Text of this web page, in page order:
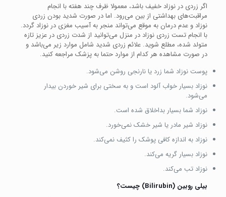
اگر زردی در نوزاد خفیف باشد، معمولا ظرف چند هفته با انجام
مراقبت‌های بهداشتی از بین می‌رود. اما در صورت شدید بودن زردی
نوزاد و عدم درمان به موقع می‌تواند منجر به آسیب مغزی در نوزاد گردد.
با انجام تست زردی نوزاد در منزل می‌توانید از شدت زردی در عزیز تازه
متولد شده، مطلع شوید. علائم زردی شدید شامل موارد زیر می‌باشد و
در صورت مشاهده هر کدام از موارد حتما به پزشک مراجعه کنید.
پوست نوزاد شما زرد یا نارنجی روشن می‌شود.
نوزاد بسیار خواب آلود است و به سختی برای شیر خوردن بیدار
می‌شود.
نوزاد شما بسیار بداخلاق شده است.
نوزاد شیر مادر یا شیر خشک نمی‌خورد.
نوزاد به اندازه کافی پوشک را کثیف نمی‌کند.
نوزاد بسیار گریه می‌کند.
نوزاد تب می‌کند.
بیلی روبین (Bilirubin) چیست؟